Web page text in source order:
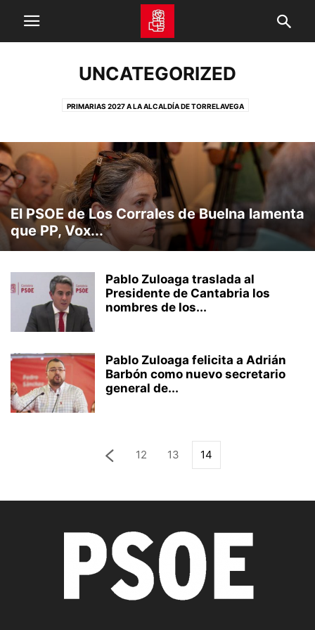
UNCATEGORIZED
PRIMARIAS 2027 A LA ALCALDÍA DE TORRELAVEGA
PRIMARIAS 2023 A LA ALCALDÍA DE TORRELAVEGA CORTES GENERALES
FUNDACIÓN MATILDE DE LA TORRE PREMIOS MATILDE DE LA TORRE
NOTAS DE PRENSA PABLO ZULOAGA 15 CONGRESO
NOTAS DE PRENSA PEDRO CASARES 15 CONGRESO
PRIMARIAS 2023 A LA PRESIDENCIA DE CANTABRIA AGRUPACIONES
ACTUALIDAD PARTICIPA AUDIOS
ENTREVISTAS Y OPINIÓN DESTACADOS VIDEO TRANSPARENCIA
El PSOE de Los Corrales de Buelna lamenta
que PP, Vox...
Pablo Zuloaga traslada al
Presidente de Cantabria los
nombres de los...
Pablo Zuloaga felicita a Adrián
Barbón como nuevo secretario
general de...
12 13 14